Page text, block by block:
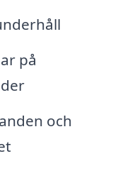
på
och